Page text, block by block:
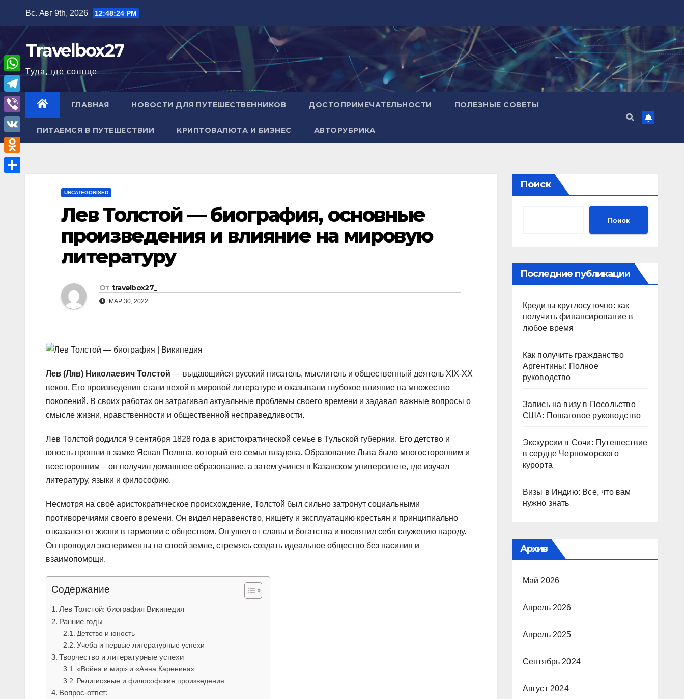
содержимому
Вс. Авг 9th, 2026 12:48:25 PM
Travelbox27
Туда, где солнце
ГЛАВНАЯ НОВОСТИ ДЛЯ ПУТЕШЕСТВЕННИКОВ ДОСТОПРИМЕЧАТЕЛЬНОСТИ ПОЛЕЗНЫЕ СОВЕТЫ
ПИТАЕМСЯ В ПУТЕШЕСТВИИ КРИПТОВАЛЮТА И БИЗНЕС АВТОРУБРИКА
UNCATEGORISED
Лев Толстой — биография, основные
произведения и влияние на мировую
литературу
От travelbox27_
МАР 30, 2022
Лев (Ляв) Николаевич Толстой — выдающийся русский писатель, мыслитель и общественный деятель XIX-XX
веков. Его произведения стали вехой в мировой литературе и оказывали глубокое влияние на множество
поколений. В своих работах он затрагивал актуальные проблемы своего времени и задавал важные вопросы о
смысле жизни, нравственности и общественной несправедливости.
Лев Толстой родился 9 сентября 1828 года в аристократической семье в Тульской губернии. Его детство и
юность прошли в замке Ясная Поляна, который его семья владела. Образование Льва было многосторонним и
всесторонним – он получил домашнее образование, а затем учился в Казанском университете, где изучал
литературу, языки и философию.
Несмотря на своё аристократическое происхождение, Толстой был сильно затронут социальными
противоречиями своего времени. Он видел неравенство, нищету и эксплуатацию крестьян и принципиально
отказался от жизни в гармонии с обществом. Он ушел от славы и богатства и посвятил себя служению народу.
Он проводил эксперименты на своей земле, стремясь создать идеальное общество без насилия и
взаимопомощи.
Содержание
Лев Толстой: биография Википедия
Ранние годы
Детство и юность
Учеба и первые литературные успехи
Творчество и литературные успехи
«Война и мир» и «Анна Каренина»
Религиозные и философские произведения
Вопрос-ответ:
Поиск
Поиск
Последние публикации
Кредиты круглосуточно: как
получить финансирование в
любое время
Как получить гражданство
Аргентины: Полное
руководство
Запись на визу в Посольство
США: Пошаговое руководство
Экскурсии в Сочи: Путешествие
в сердце Черноморского
курорта
Визы в Индию: Все, что вам
нужно знать
Архив
Май 2026
Апрель 2026
Апрель 2025
Сентябрь 2024
Август 2024
W
h
a
A
T
e
l
e
g
V
i
b
e
V
K
O